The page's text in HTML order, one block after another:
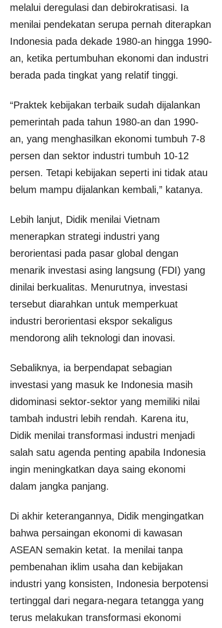
melalui deregulasi dan debirokratisasi. Ia
menilai pendekatan serupa pernah diterapkan
Indonesia pada dekade 1980-an hingga 1990-
an, ketika pertumbuhan ekonomi dan industri
berada pada tingkat yang relatif tinggi.
“Praktek kebijakan terbaik sudah dijalankan
pemerintah pada tahun 1980-an dan 1990-
an, yang menghasilkan ekonomi tumbuh 7-8
persen dan sektor industri tumbuh 10-12
persen. Tetapi kebijakan seperti ini tidak atau
belum mampu dijalankan kembali,” katanya.
Lebih lanjut, Didik menilai Vietnam
menerapkan strategi industri yang
berorientasi pada pasar global dengan
menarik investasi asing langsung (FDI) yang
dinilai berkualitas. Menurutnya, investasi
tersebut diarahkan untuk memperkuat
industri berorientasi ekspor sekaligus
mendorong alih teknologi dan inovasi.
Sebaliknya, ia berpendapat sebagian
investasi yang masuk ke Indonesia masih
didominasi sektor-sektor yang memiliki nilai
tambah industri lebih rendah. Karena itu,
Didik menilai transformasi industri menjadi
salah satu agenda penting apabila Indonesia
ingin meningkatkan daya saing ekonomi
dalam jangka panjang.
Di akhir keterangannya, Didik mengingatkan
bahwa persaingan ekonomi di kawasan
ASEAN semakin ketat. Ia menilai tanpa
pembenahan iklim usaha dan kebijakan
industri yang konsisten, Indonesia berpotensi
tertinggal dari negara-negara tetangga yang
terus melakukan transformasi ekonomi